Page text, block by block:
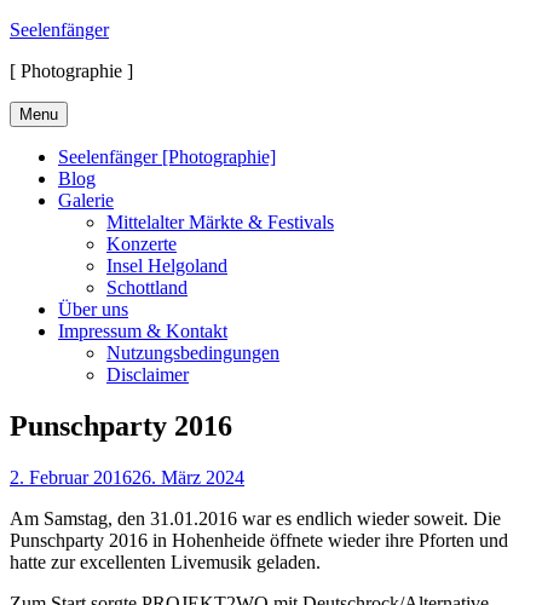
Skip
content
Seelenfänger
[ Photographie ]
Menu
Seelenfänger [Photographie]
Blog
Galerie
Mittelalter Märkte & Festivals
Konzerte
Insel Helgoland
Schottland
Über uns
Impressum & Kontakt
Nutzungsbedingungen
Disclaimer
Punschparty 2016
Posted
2. Februar 201626. März 2024
Am Samstag, den 31.01.2016 war es endlich wieder soweit. Die
Punschparty 2016 in Hohenheide öffnete wieder ihre Pforten und
hatte zur excellenten Livemusik geladen.